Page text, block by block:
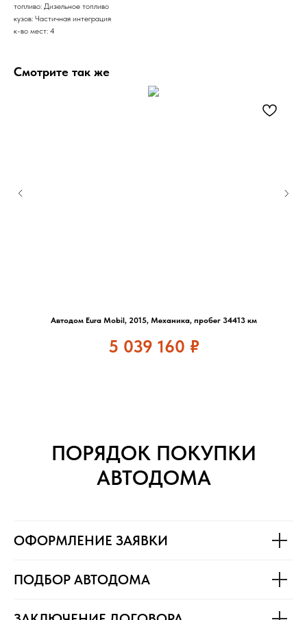
топливо: Дизельное топливо
кузов: Частичная интеграция
к-во мест: 4
Смотрите так же
Автодом Eura Mobil, 2015, Механика, пробег 34413 км
5 039 160 ₽
ПОРЯДОК ПОКУПКИ
АВТОДОМА
ОФОРМЛЕНИЕ ЗАЯВКИ
ПОДБОР АВТОДОМА